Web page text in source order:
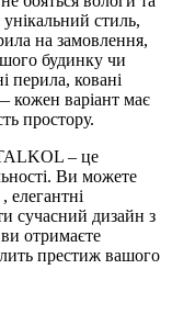
стиль,
на замовлення,
будинку чи
перила, ковані
кожен варіант має
простору.
– це
Ви можете
, елегантні
сучасний дизайн з
отримаєте
престиж вашого